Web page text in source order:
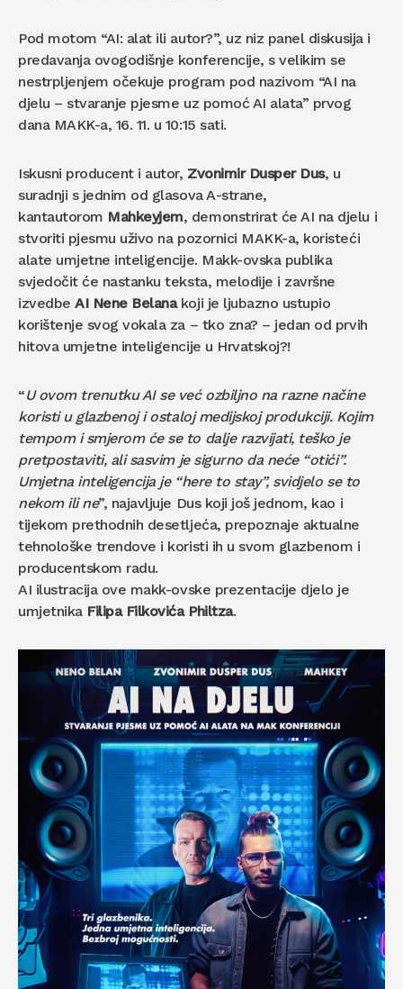
Pod motom “AI: alat ili autor?”, uz niz panel diskusija i
predavanja ovogodišnje konferencije, s velikim se
nestrpljenjem očekuje program pod nazivom “AI na
djelu – stvaranje pjesme uz pomoć AI alata” prvog
dana MAKK-a, 16. 11. u 10:15 sati.
Iskusni producent i autor, Zvonimir Dusper Dus, u
suradnji s jednim od glasova A-strane,
kantautorom Mahkeyjem, demonstrirat će AI na djelu i
stvoriti pjesmu uživo na pozornici MAKK-a, koristeći
alate umjetne inteligencije. Makk-ovska publika
svjedočit će nastanku teksta, melodije i završne
izvedbeAI Nene Belanakoji je ljubazno ustupio
korištenje svog vokala za – tko zna? – jedan od prvih
hitova umjetne inteligencije u Hrvatskoj?!
“U ovom trenutku AI se već ozbiljno na razne načine
koristi u glazbenoj i ostaloj medijskoj produkciji. Kojim
tempom i smjerom će se to dalje razvijati, teško je
pretpostaviti, ali sasvim je sigurno da neće “otići”.
Umjetna inteligencija je “here to stay”, svidjelo se to
nekom ili ne”, najavljuje Dus koji još jednom, kao i
tijekom prethodnih desetljeća, prepoznaje aktualne
tehnološke trendove i koristi ih u svom glazbenom i
producentskom radu.
AI ilustracija ove makk-ovske prezentacije djelo je
umjetnika Filipa Filkovića Philtza.